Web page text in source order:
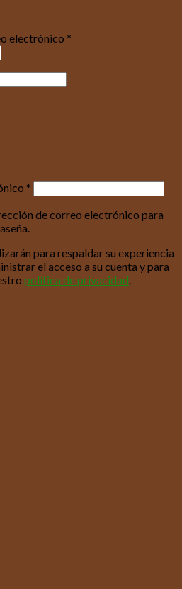
electrónico *
*
de correo electrónico para
para respaldar su experiencia
el acceso a su cuenta y para
política de privacidad.